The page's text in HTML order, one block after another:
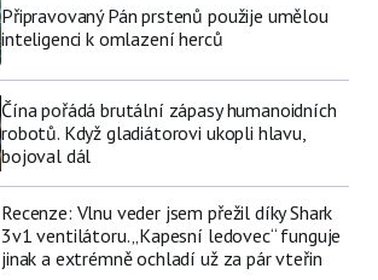
Připravovaný Pán prstenů použije umělou
inteligenci k omlazení herců
Čína pořádá brutální zápasy humanoidních
robotů. Když gladiátorovi ukopli hlavu,
bojoval dál
Recenze: Vlnu veder jsem přežil díky Shark
3v1 ventilátoru. „Kapesní ledovec“ funguje
jinak a extrémně ochladí už za pár vteřin